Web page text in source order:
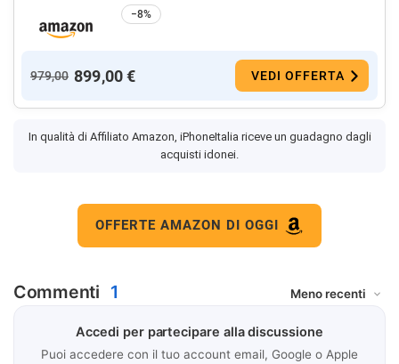
−8%
979,00 899,00 € VEDI OFFERTA
In qualità di Affiliato Amazon, iPhoneItalia riceve un guadagno dagli
acquisti idonei.
OFFERTE AMAZON DI OGGI
Commenti 1
Accedi per partecipare alla discussione
Puoi accedere con il tuo account email, Google o Apple